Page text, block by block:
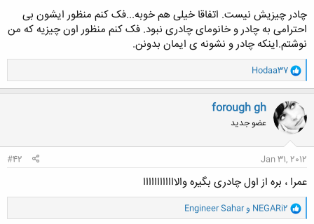
چادر چیزیش نیست. اتفاقا خیلی هم خوبه...فک کنم منظور ایشون بی
احترامی به چادر و خانومای چادری نبود. فک کنم منظور اون چیزیه که من
نوشتم.اینکه چادر و نشونه ی ایمان بدونن.
و
ا
ک
ن
ش
ه
ا
Hodaa37
forough gh
عضو جدید
Jan 31, 2012
#42
عمرا ، بره از اول چادری بگیره والاااااااااااا
و
ا
NEGARi2 وEngineer Sahar